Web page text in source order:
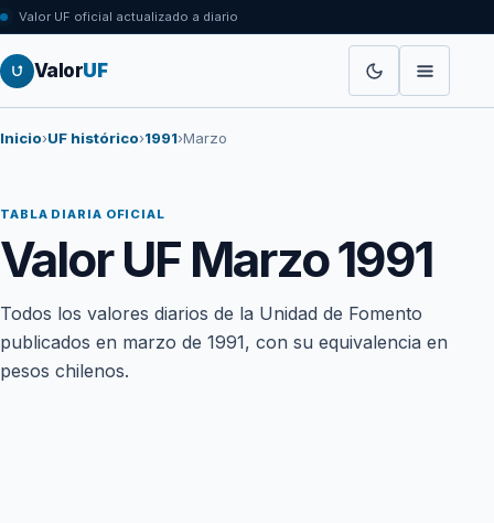
Valor UF oficial actualizado a diario
ValorUF
Inicio›UF histórico›1991›Marzo
TABLA DIARIA OFICIAL
Valor UF Marzo 1991
Todos los valores diarios de la Unidad de Fomento
publicados en marzo de 1991, con su equivalencia en
pesos chilenos.